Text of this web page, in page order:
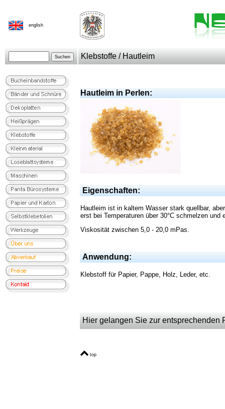
english
Klebstoffe / Hautleim
Hautleim in Perlen:
Eigenschaften:
Hautleim ist in kaltem Wasser stark quellbar,
erst bei Temperaturen über 30°C schmelzen
Viskosität zwischen 5,0 - 20,0 mPas.
Anwendung:
Klebstoff für Papier, Pappe, Holz, Leder, etc.
Hier gelangen Sie zur entsprechenden
top